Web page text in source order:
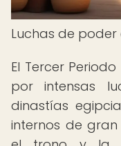
Luchas de
El Tercer
por intensas
dinastías
internos de